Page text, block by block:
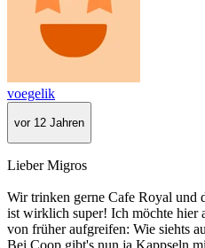
voegelik
vor 12 Jahren
Lieber Migros
Wir trinken gerne Cafe Royal und
ist wirklich super! Ich möchte hier
von früher aufgreifen: Wie siehts